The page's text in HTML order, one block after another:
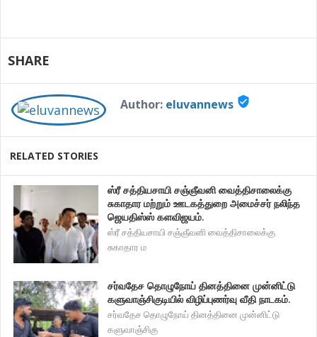
SHARE
Author: eluvannews verified_user
RELATED STORIES
ஸ்ரீ சத்தியசாயி சஞ்ஞீவனி வைத்திசாலைக்கு
சுகாதார மற்றும் ஊடகத்துறை அமைச்சர் நலிந்த
ஜெயதிஸ்ஸ் களவிஜயம்.
ஸ்ரீ சத்தியசாயி சஞ்ஞீவனி வைத்திசாலைக்கு
சுகாதார ம
சர்வதேச தொழுநோய் தினத்தினை முன்னிட்டு
களுவாஞ்சிகுடியில் விழிப்புணர்வு வீதி நாடகம்.
சர்வதேச தொழுநோய் தினத்தினை முன்னிட்டு
களுவாஞ்சிகு